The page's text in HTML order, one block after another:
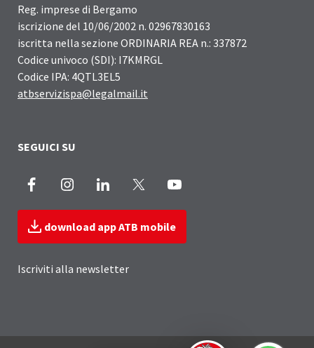
Reg. imprese di Bergamo
iscrizione del 10/06/2002 n. 02967830163
iscritta nella sezione ORDINARIA REA n.: 337872
Codice univoco (SDI): I7KMRGL
Codice IPA: 4QTL3EL5
atbservizispa@legalmail.it
SEGUICI SU
Facebook InstagramLinkedIn
download app ATB mobile
Iscriviti alla newsletter